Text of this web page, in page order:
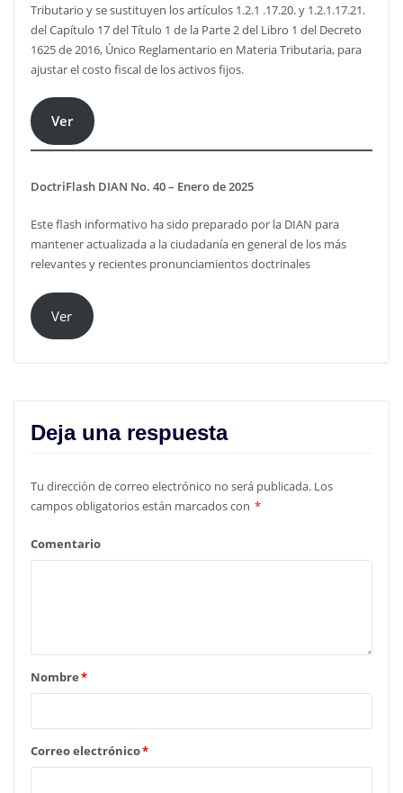
Tributario y se sustituyen los artículos 1.2.1 .17.20. y 1.2.1.17.21.
del Capítulo 17 del Título 1 de la Parte 2 del Libro 1 del Decreto
1625 de 2016, Único Reglamentario en Materia Tributaria, para
ajustar el costo fiscal de los activos fijos.
Ver
DoctriFlash DIAN No. 40 – Enero de 2025
Este flash informativo ha sido preparado por la DIAN para
mantener actualizada a la ciudadanía en general de los más
relevantes y recientes pronunciamientos doctrinales
Ver
Deja una respuesta
Tu dirección de correo electrónico no será publicada. Los
campos obligatorios están marcados con *
Comentario
Nombre*
Correo electrónico*